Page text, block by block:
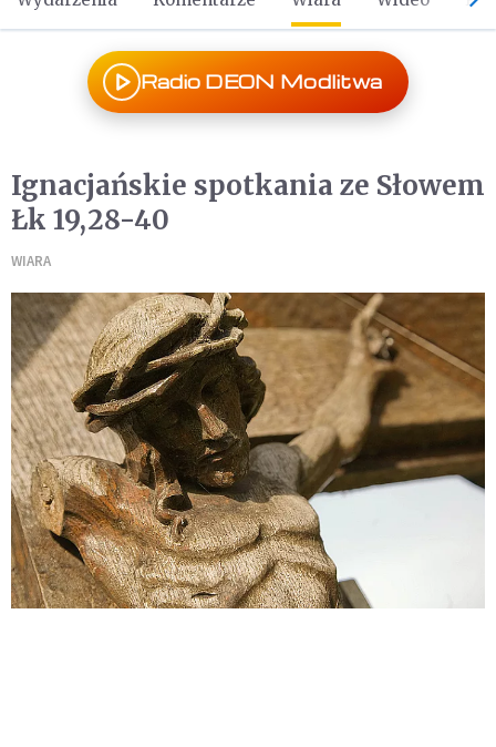
Radio DEON Modlitwa
Ignacjańskie spotkania ze Słowem
Łk 19,28-40
WIARA